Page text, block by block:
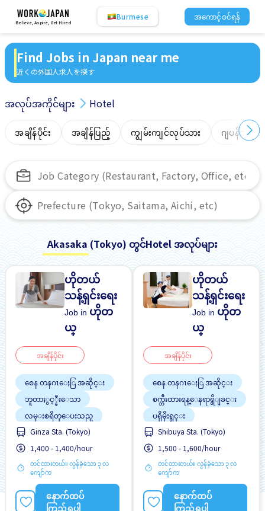
Believe, Aspire, Get Hired
Burmese အကောင့်ဝင်ရန်
Find Jobs in Japan near me
近くの外国人求人を探す
အလုပ်အကိုင်များ Hotel
အချိန်ပိုင်း အချိန်ပြည့် ကျွမ်းကျင်လုပ်သား ဂျပန်ဘာသ
Akasaka (Tokyo) တွင်Hotel အလုပ်များ
ဟိုတယ်
သန့်ရှင်းရေး
Job in ဟိုတ
ယ္
အချိန်ပိုင်း
စေန တနဂၤေႏြ အဆိုင္း
ဘူတာႏွင့္နီးေသာ
လမ္းစရိတ္ေပးသည္
အမျိုးသမီး ပို၍လိုလားသည်
အမျိုးသား ပို၍လိုလားသည်
အလုပ္အေတြ႕အၾကံဳရွိရန္မ
လို
အခ်ိန္ပိုနည္းေသာ
ႏိုင္ငံျခားသားအလုပ္
Ginza Sta. (Tokyo)
1,400 - 1,400/hour
တင်ထားတယ်။ လွန်ခဲ့သော ၃ လ
ကျော်က
နောက်ထပ်
ကြည့်ရှုပါ
ဟိုတယ်
သန့်ရှင်းရေး
Job in ဟိုတ
ယ္
အချိန်ပိုင်း
စေန တနဂၤေႏြ အဆိုင္း
စက္ဘီးထားရန္ေနရာရွိျခင္း
ပရိုမိုးရွင္း
လမ္းစရိတ္ေပးသည္
အမျိုးသမီး ပို၍လိုလားသည်
အမျိုးသား ပို၍လိုလားသည်
အလုပ္ခ်ိန္နည္းေသာ
ေန႕အလိုက္ ပိုက္ဆံေပးျခ
င္း
Shibuya Sta. (Tokyo)
1,500 - 1,600/hour
တင်ထားတယ်။ လွန်ခဲ့သော ၃ လ
ကျော်က
နောက်ထပ်
ကြည့်ရှုပါ